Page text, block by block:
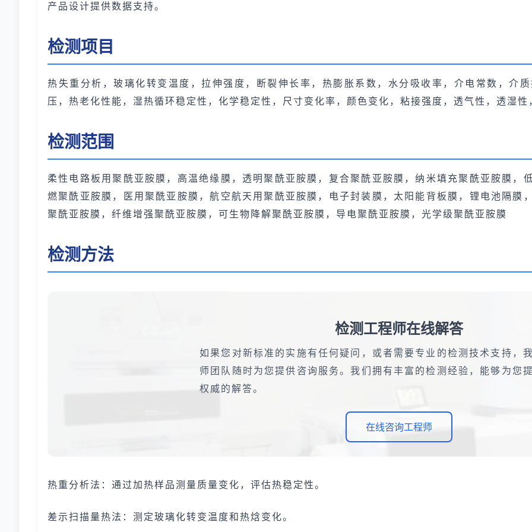
产品设计提供数据支持。
检测项目
热失重分析，玻璃化转变温度，拉伸强度，断裂伸长率，热膨胀系数，水分吸收率，介电常数，介
压，热老化性能，湿热循环稳定性，化学稳定性，尺寸变化率，颜色变化，粘接强度，透气性，透湿性
检测范围
柔性电路板用聚酰亚胺膜，高温绝缘膜，透明聚酰亚胺膜，复合聚酰亚胺膜，纳米填充聚酰亚胺膜，
燃聚酰亚胺膜，医用聚酰亚胺膜，航空航天用聚酰亚胺膜，电子封装膜，太阳能背板膜，锂电池隔膜
聚酰亚胺膜，纤维增强聚酰亚胺膜，可生物降解聚酰亚胺膜，导电聚酰亚胺膜，光学级聚酰亚胺膜
检测方法
检测工程师在线解答
如果您对新标准的实施有任何疑问，或者需要专业的检测技术支持，
师团队随时为您提供咨询服务。我们拥有丰富的检测经验，能够为您
权威的解答。
在线咨询工程师
热重分析法：通过加热样品测量质量变化，评估热稳定性。
差示扫描量热法：测定玻璃化转变温度和热焓变化。